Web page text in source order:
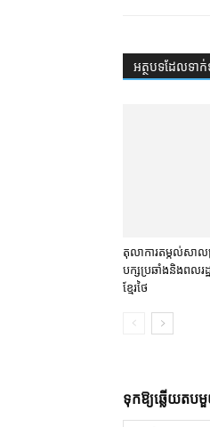
អត្ថបទ​ដែល​ទា
តុលាការ​តម្កល់​សាល
បក្ស​ប្រឆាំង​និង​ពលរ
ខ្មែរ​ថៃ
ទុក​ឱ្យ​ឆ្លើយ​តប​